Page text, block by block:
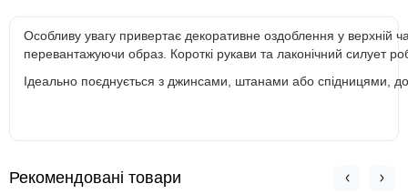
Особливу увагу привертає декоративне оздоблення у верхній
перевантажуючи образ. Короткі рукави та лаконічний силует
Ідеально поєднується з джинсами, штанами або спідницями,
Рекомендовані товари